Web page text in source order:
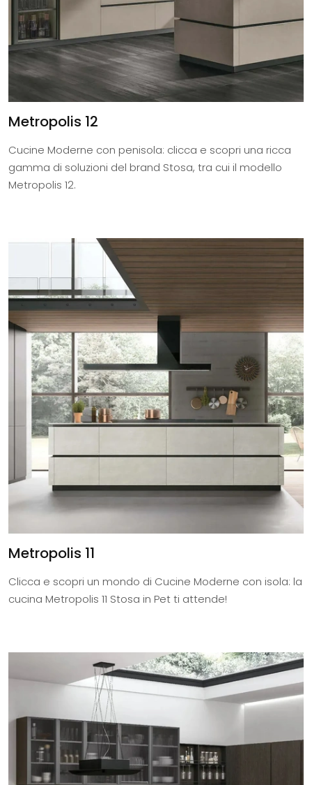
Metropolis 12
Cucine Moderne con penisola: clicca e scopri una ricca
gamma di soluzioni del brand Stosa, tra cui il modello
Metropolis 12.
Metropolis 11
Clicca e scopri un mondo di Cucine Moderne con isola: la
cucina Metropolis 11 Stosa in Pet ti attende!